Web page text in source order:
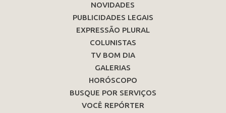
NOVIDADES
PUBLICIDADES LEGAIS
EXPRESSÃO PLURAL
COLUNISTAS
TV BOM DIA
GALERIAS
HORÓSCOPO
BUSQUE POR SERVIÇOS
VOCÊ REPÓRTER